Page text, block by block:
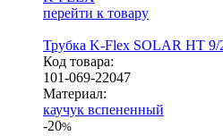
перейти к товару
Трубка K-Flex SOLAR HT 9/
Код товара:
101-069-22047
Ма­­те­­ри­­ал:
каучук вспененный
-20%